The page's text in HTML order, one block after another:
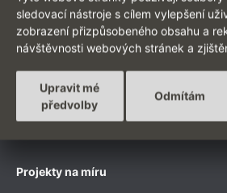
sledovací nástroje s cílem vylepšení
zobrazení přizpůsobeného obsahu a
návštěvnosti webových stránek a
Odmítám
Upravit mé
předvolby
Projekty na míru